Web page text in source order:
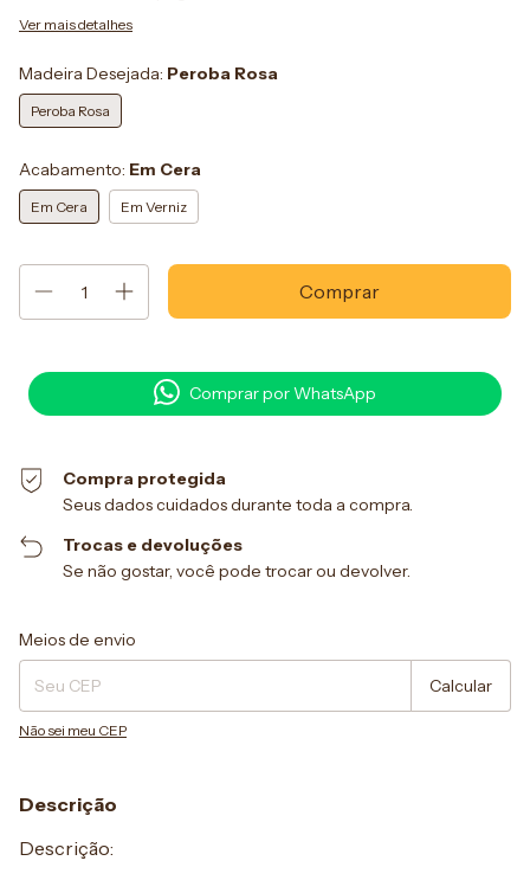
Ver mais detalhes
Madeira Desejada: Peroba Rosa
Peroba Rosa
Acabamento: Em Cera
Em Cera Em Verniz
Comprar por WhatsApp
Compra protegida
Seus dados cuidados durante toda a compra.
Trocas e devoluções
Se não gostar, você pode trocar ou devolver.
Entregas para o CEP:
Meios de envio
Calcular
Não sei meu CEP
Descrição
Descrição: